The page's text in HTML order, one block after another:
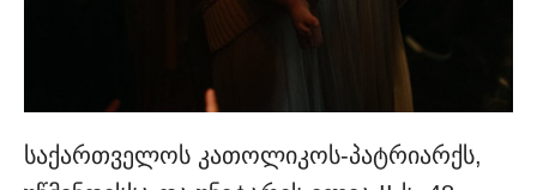
საქართველოს კათოლიკოს-პატრიარქს,